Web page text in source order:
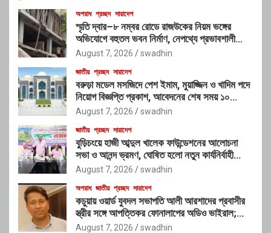
অপরাধ প্রচ্ছদ সারাদেশ
স্মৃতি দ্বার–৮ নম্বর রোডে রাজউকের নিয়ম ভঙ্গের
অভিযোগে বহুতল ভবন নির্মাণ, নেপথ্যে প্রভাবশালী
চক্রের যোগসাজশের প্রশ্ন
August 7, 2026 swadhin
জাতীয় প্রচ্ছদ সারাদেশ
বরুড়া মডেল মসজিদে পেশ ইমাম, মুয়াজ্জিন ও খাদিম পদে
নিয়োগ বিজ্ঞপ্তি প্রকাশ, আবেদনের শেষ সময় ১০
আগস্ট
August 7, 2026 swadhin
জাতীয় প্রচ্ছদ সারাদেশ
বুড়িচংয়ে হাজী আব্দুল খালেক ফাউন্ডেশনের আলোচনা
সভা ও আনন্দ ভ্রমণ, ঘোষিত হলো নতুন কার্যনির্বাহী
কমিটি
August 7, 2026 swadhin
অপরাধ জাতীয় প্রচ্ছদ সারাদেশ
কচুয়ায় ওয়ার্ড যুবদল সভাপতি আলী আরশাদের প্রবাসীর
স্ত্রীর সঙ্গে আপত্তিকর ফোনালাপের অডিও ভাইরাল;
শাস্তির দাবি এলাকাবাসীর
August 7, 2026 swadhin